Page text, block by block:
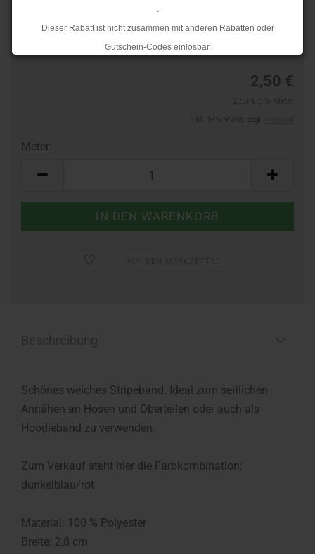
.
Dieser Rabatt ist nicht zusammen mit anderen Rabatten oder
Gutschein-Codes einlösbar.
Ab dem 17.08.2026 versenden wir wieder wie gewohnt. Aufgrund des
2,50 €
Meter:
Schönes weiches Stripeband. Ideal zum seitlichen
Annähen an Hosen und Oberteilen oder auch als
Hoodieband zu verwenden.
Zum Verkauf steht hier die Farbkombination:
dunkelblau/rot
Material: 100 % Polyester
Breite: 2,8 cm